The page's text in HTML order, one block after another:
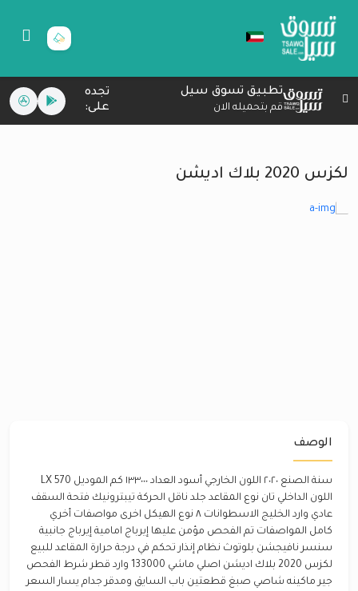
تطبيق تسوق سيل
قم بتحميله الان
تجده
على:
لكزس 2020 بلاك اديشن
الوصف
سنة الصنع ٢٠٢٠ اللون الخارجي أسود العداد ١٣٣٠٠٠ كم الموديل LX 570
اللون الداخلي تان نوع المقاعد جلد ناقل الحركة تيبترونيك فتحة السقف
عادي وارد الخليج الاسطوانات ٨ نوع الهيكل اخرى مواصفات أخري
كامل المواصفات تم الفحص مؤمن عليها إيرباج امامية إيرباج جانبية
سنسر نافيجشن بلوتوث نظام إنذار تحكم في درجة حرارة المقاعد للبيع
لكزس 2020 بلاك اديشن اصلي ماشي 133000 وارد قطر شرط الفحص
جير ماكينه شاصي صبغ قطعتين باب السايق ومدقر جدام يسار السعر